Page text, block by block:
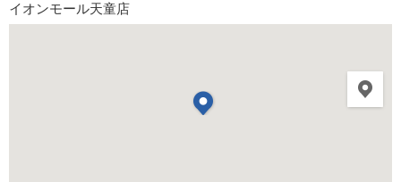
イオンモール天童店